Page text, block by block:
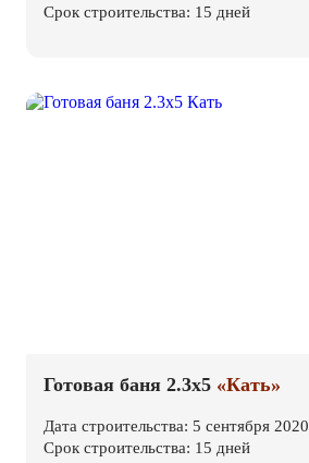
Срок строительства: 15 дней
Готовая баня 2.3х5 «Кать»
Дата строительства: 5 сентября 2020
Срок строительства: 15 дней